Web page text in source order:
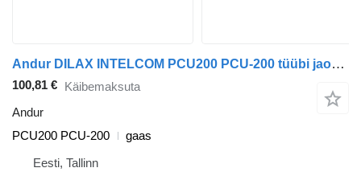
Andur DILAX INTELCOM PCU200 PCU-200 tüübi jaoks bussi MAN Lion's bus (1991-)
100,81 € Käibemaksuta
Andur
PCU200 PCU-200
gaas
Eesti, Tallinn